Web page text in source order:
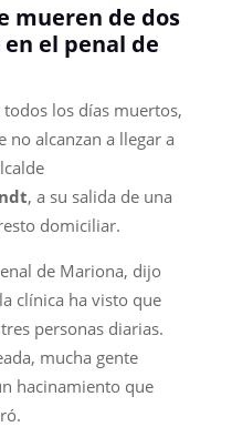
mueren de dos
el penal de
todos los días muertos,
no alcanzan a llegar a
, a su salida de una
domiciliar.
de Mariona, dijo
clínica ha visto que
personas diarias.
mucha gente
hacinamiento que